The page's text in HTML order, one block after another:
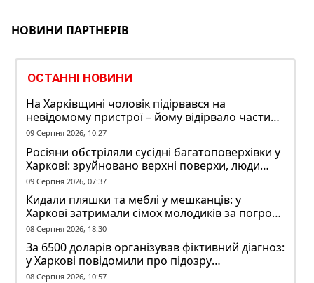
НОВИНИ ПАРТНЕРІВ
ОСТАННІ НОВИНИ
На Харківщині чоловік підірвався на
невідомому пристрої – йому відірвало частину
руки
09 Серпня 2026, 10:27
Росіяни обстріляли сусідні багатоповерхівки у
Харкові: зруйновано верхні поверхи, люди
заблоковані
09 Серпня 2026, 07:37
Кидали пляшки та меблі у мешканців: у
Харкові затримали сімох молодиків за погром
у гуртожитку
08 Серпня 2026, 18:30
За 6500 доларів організував фіктивний діагноз:
у Харкові повідомили про підозру
ексзавідувачу психлікарні
08 Серпня 2026, 10:57